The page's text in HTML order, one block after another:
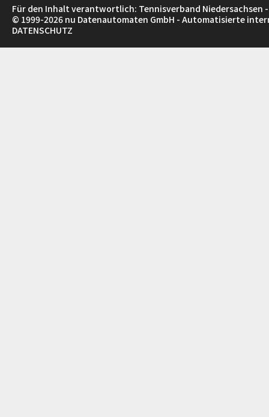
Für den Inhalt verantwortlich: Tennisverband Niedersachsen -
© 1999-2026 nu Datenautomaten GmbH - Automatisierte
DATENSCHUTZ